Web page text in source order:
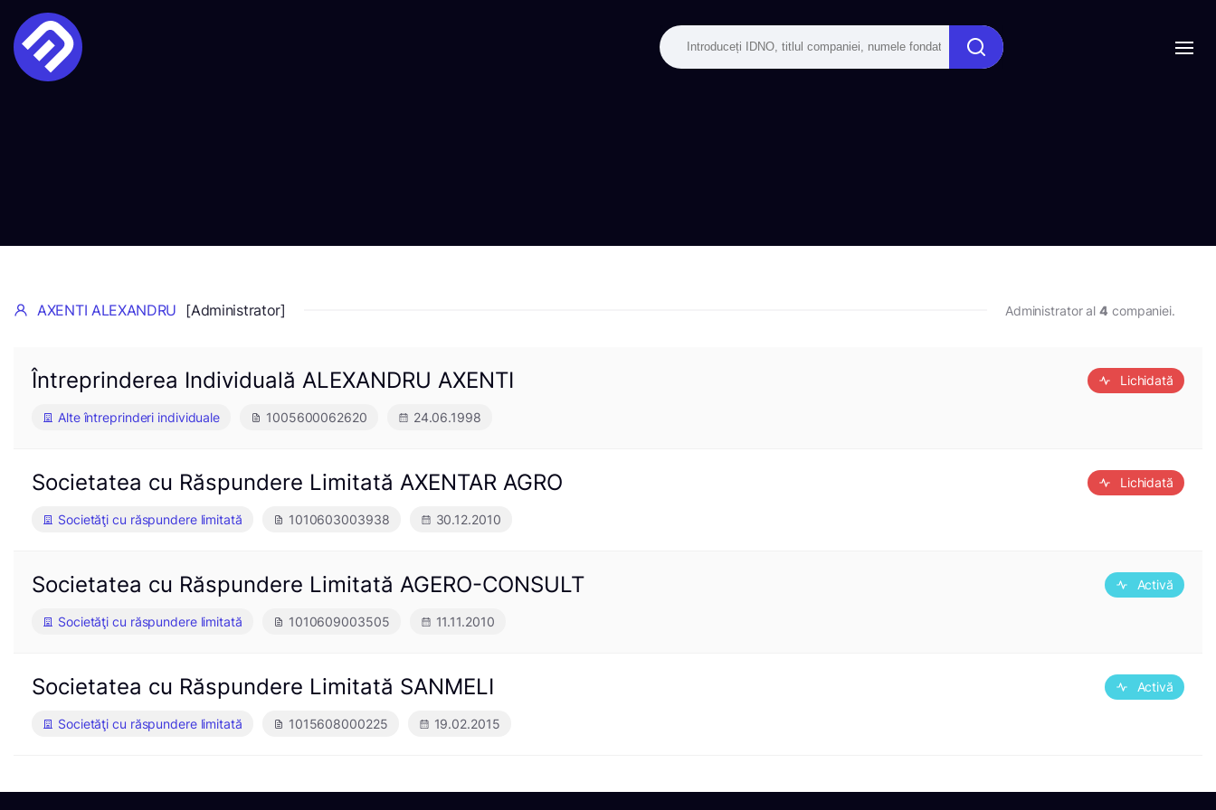
AXENTI ALEXANDRU [Administrator] Administrator al4 companiei.
Întreprinderea Individuală ALEXANDRU AXENTI Lichidată
Alte întreprinderi individuale 1005600062620 24.06.1998
Societatea cu Răspundere Limitată AXENTAR AGRO Lichidată
Societăţi cu răspundere limitată 1010603003938 30.12.2010
Societatea cu Răspundere Limitată AGERO-CONSULT Activă
Societăţi cu răspundere limitată 1010609003505 11.11.2010
Societatea cu Răspundere Limitată SANMELI Activă
Societăţi cu răspundere limitată 1015608000225 19.02.2015